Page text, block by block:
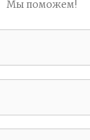
Мы поможем!